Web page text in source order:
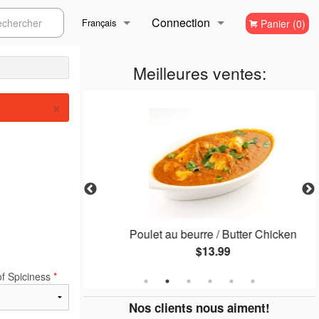
Français Connection
Inscription
Panier (0)
Meilleures ventes:
Poulet au beurre / Butter Chicken
$13.99
Nos clients nous aiment!
×
Spiciness *